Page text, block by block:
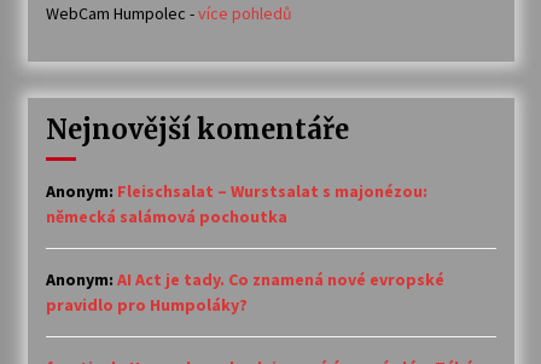
WebCam Humpolec -více pohledů
Nejnovější komentáře
Anonym: Fleischsalat – Wurstsalat s majonézou:
německá salámová pochoutka
Anonym: AI Act je tady. Co znamená nové evropské
pravidlo pro Humpoláky?